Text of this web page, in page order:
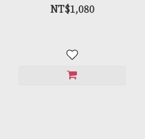
NT$1,080